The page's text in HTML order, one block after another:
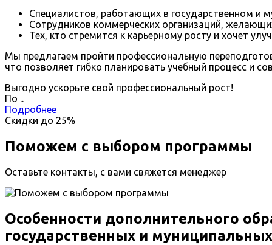
Специалистов, работающих в государственном и
Сотрудников коммерческих организаций,
Тех, кто стремится к карьерному росту и хочет
Мы предлагаем пройти профессиональную
что позволяет гибко планировать учебный процесс и
Выгодно ускорьте свой профессиональный рост!
По ..
Подробнее
Скидки до 25%
Поможем с выбором программы
Оставьте контакты, с вами свяжется менеджер
Особенности дополнительного
государственных и